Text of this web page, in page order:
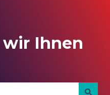
Ihnen